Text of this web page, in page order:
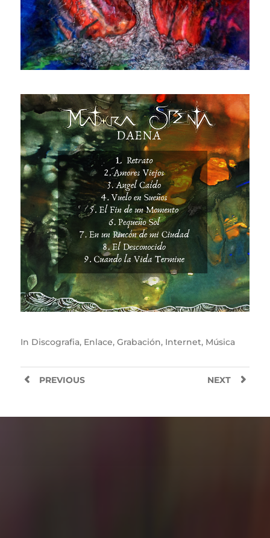
In Discografia, Enlace, Grabación, Internet, Música
NEXT
PREVIOUS